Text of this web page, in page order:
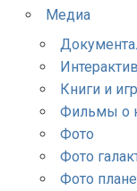
Медиа
Интерактив
Книги и
Фильмы о
Фото
Фото
Фото